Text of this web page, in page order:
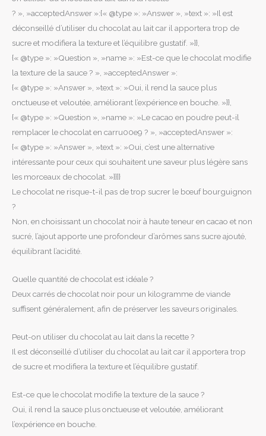
? », »acceptedAnswer »:{« @type »: »Answer », »text »: »Il est
déconseillé d’utiliser du chocolat au lait car il apportera trop de
sucre et modifiera la texture et l’équilibre gustatif. »}},
{« @type »: »Question », »name »: »Est-ce que le chocolat modifie
la texture de la sauce ? », »acceptedAnswer »:
{« @type »: »Answer », »text »: »Oui, il rend la sauce plus
onctueuse et veloutée, améliorant l’expérience en bouche. »}},
{« @type »: »Question », »name »: »Le cacao en poudre peut-il
remplacer le chocolat en carru00e9 ? », »acceptedAnswer »:
{« @type »: »Answer », »text »: »Oui, c’est une alternative
intéressante pour ceux qui souhaitent une saveur plus légère sans
les morceaux de chocolat. »}}]}
Le chocolat ne risque-t-il pas de trop sucrer le bœuf bourguignon
?
Non, en choisissant un chocolat noir à haute teneur en cacao et non
sucré, l’ajout apporte une profondeur d’arômes sans sucre ajouté,
équilibrant l’acidité.
Quelle quantité de chocolat est idéale ?
Deux carrés de chocolat noir pour un kilogramme de viande
suffisent généralement, afin de préserver les saveurs originales.
Peut-on utiliser du chocolat au lait dans la recette ?
Il est déconseillé d’utiliser du chocolat au lait car il apportera trop
de sucre et modifiera la texture et l’équilibre gustatif.
Est-ce que le chocolat modifie la texture de la sauce ?
Oui, il rend la sauce plus onctueuse et veloutée, améliorant
l’expérience en bouche.